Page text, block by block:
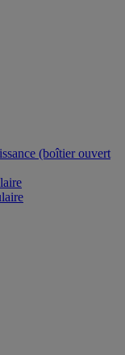
(boîtier ouvert